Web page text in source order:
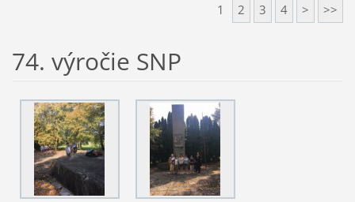
1 2 3 4 > >>
74. výročie SNP